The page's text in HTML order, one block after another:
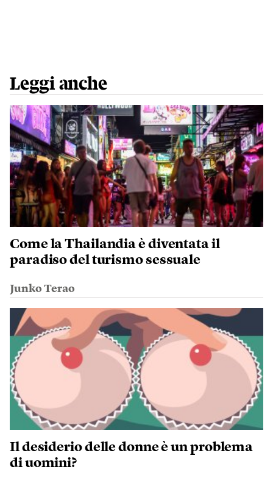
Leggi anche
Come la Thailandia è diventata il
paradiso del turismo sessuale
Junko Terao
Il desiderio delle donne è un problema
di uomini?